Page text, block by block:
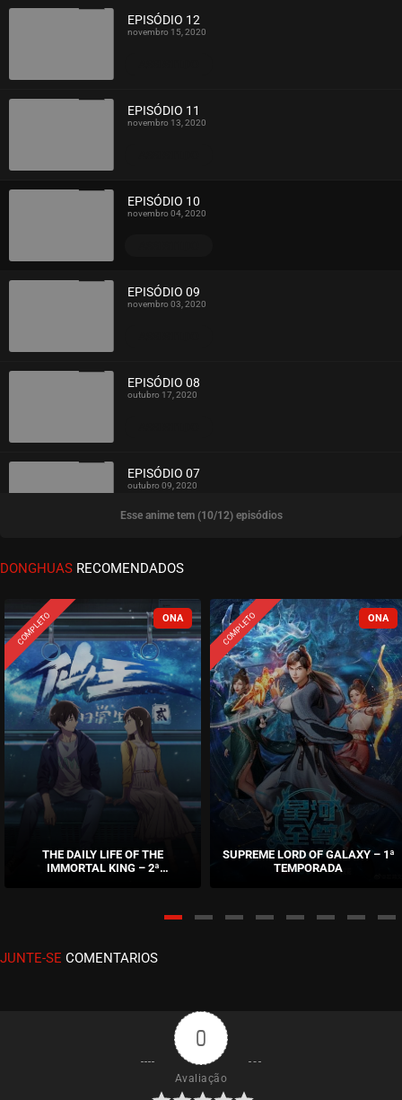
EPISÓDIO 12
novembro 15, 2020
EPISÓDIO 11
novembro 13, 2020
EPISÓDIO 10
novembro 04, 2020
EPISÓDIO 09
novembro 03, 2020
EPISÓDIO 08
outubro 17, 2020
ASSISTIDO
EPISÓDIO 07
outubro 09, 2020
ASSISTIDO
EPISÓDIO 06
ASSISTIDO
EPISÓDIO 05
setembro 26, 2020
ASSISTIDO
EPISÓDIO 04
setembro 19, 2020
setembro 16, 2020
ASSISTIDO
EPISÓDIO 01
setembro 06, 2020
Esse anime tem (10/12) episódios
DONGHUAS RECOMENDADOS
COMPLETO
THE DAILY LIFE OF THE
IMMORTAL KING – 2ª
COMPLETO
SUPREME LORD OF GALAXY – 1ª
TEMPORADA
JUNTE-SE COMENTARIOS
0
Avaliação